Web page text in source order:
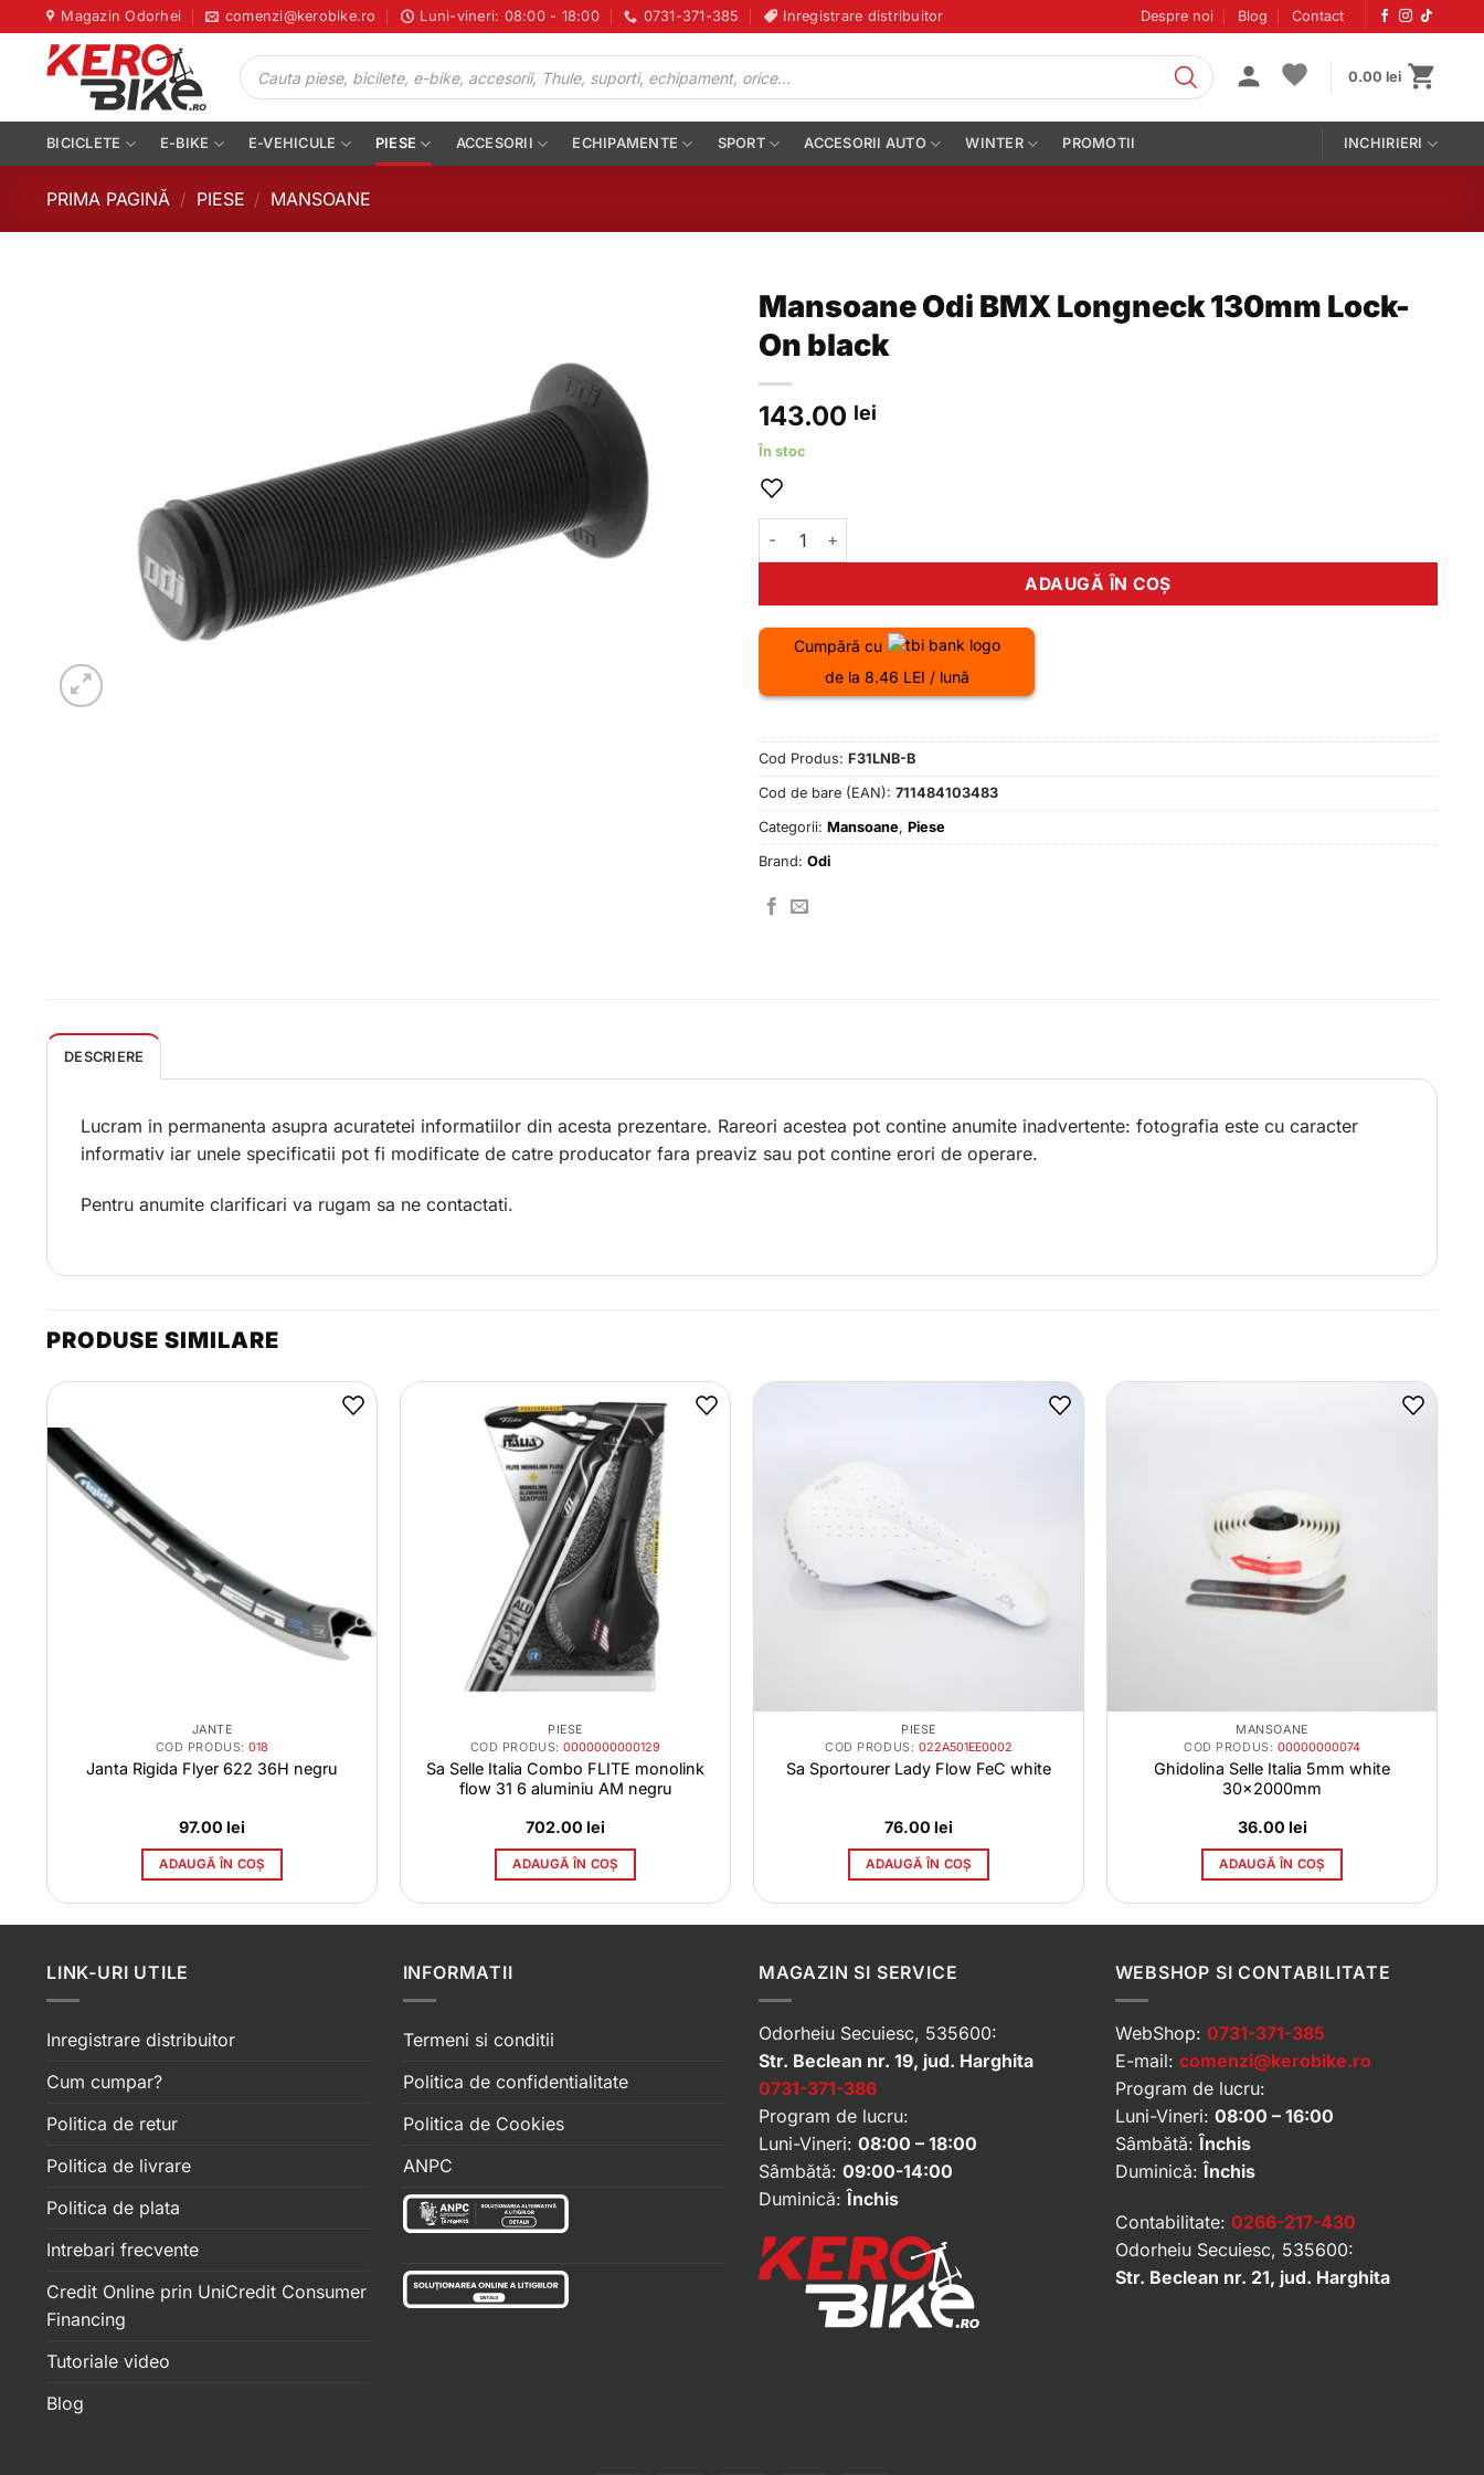
to
content
Magazin Odorhei comenzi@kerobike.ro Luni-vineri: 08:00 - 18:00 0731-371-385 Inregistrare distribuitor Despre noi Blog Contact
Products
search
0.00 lei
BICICLETE E-BIKE E-VEHICULE PIESE ACCESORII ECHIPAMENTE SPORT ACCESORII AUTO WINTER PROMOTII INCHIRIERI
PRIMA PAGINĂ / PIESE / MANSOANE
Mansoane Odi BMX Longneck 130mm Lock-
On black
143.00 lei
În stoc
Cantitate Mansoane Odi BMX Longneck 130mm Lock-On black
ADAUGĂ ÎN COȘ
Cumpără cu
de la 8.46 LEI / lună
Cod Produs: F31LNB-B
Cod de bare (EAN): 711484103483
Categorii: Mansoane, Piese
Brand: Odi
DESCRIERE
Lucram in permanenta asupra acuratetei informatiilor din acesta prezentare. Rareori acestea pot contine anumite inadvertente: fotografia este cu caracter
informativ iar unele specificatii pot fi modificate de catre producator fara preaviz sau pot contine erori de operare.
Pentru anumite clarificari va rugam sa ne contactati.
PRODUSE SIMILARE
JANTE
COD PRODUS:018
Janta Rigida Flyer 622 36H negru
97.00 lei
ADAUGĂ ÎN COȘ
PIESE
COD PRODUS:0000000000129
Sa Selle Italia Combo FLITE monolink
flow 31 6 aluminiu AM negru
702.00 lei
ADAUGĂ ÎN COȘ
PIESE
COD PRODUS: 022A501EE0002
Sa Sportourer Lady Flow FeC white
76.00 lei
ADAUGĂ ÎN COȘ
MANSOANE
COD PRODUS: 00000000074
Ghidolina Selle Italia 5mm white
30x2000mm
36.00 lei
ADAUGĂ ÎN COȘ
LINK-URI UTILE
Inregistrare distribuitor
Cum cumpar?
Politica de retur
Politica de livrare
Politica de plata
Intrebari frecvente
Credit Online prin UniCredit Consumer
Financing
Tutoriale video
Blog
INFORMATII
Termeni si conditii
Politica de confidentialitate
Politica de Cookies
ANPC
MAGAZIN SI SERVICE
Odorheiu Secuiesc, 535600:
Str. Beclean nr. 19, jud. Harghita
0731-371-386
Program de lucru:
Luni-Vineri: 08:00 – 18:00
Sâmbătă: 09:00-14:00
Duminică: Închis
WEBSHOP SI CONTABILITATE
WebShop: 0731-371-385
E-mail: comenzi@kerobike.ro
Program de lucru:
Luni-Vineri: 08:00 – 16:00
Sâmbătă: Închis
Duminică: Închis
Contabilitate: 0266-217-430
Odorheiu Secuiesc, 535600:
Str. Beclean nr. 21, jud. Harghita